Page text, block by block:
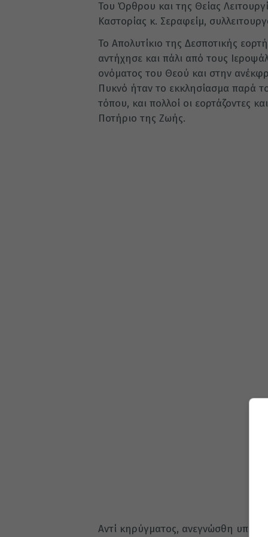
Του Όρθρου και της Θείας
Καστορίας κ. Σεραφείμ,
Το Απολυτίκιο της Δεσποτικής
αντήχησε και πάλι από τους
ονόματος του Θεού και στην
Πυκνό ήταν το εκκλησίασμα παρά
τόπου, και πολλοί οι εορτάζοντες
Ποτήριο της Ζωής.
Αντί κηρύγματος, ανεγνώσθη υπό